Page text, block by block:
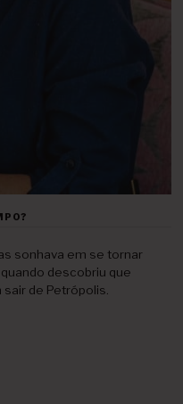
sonhava em se tornar
descobriu que
de Petrópolis.